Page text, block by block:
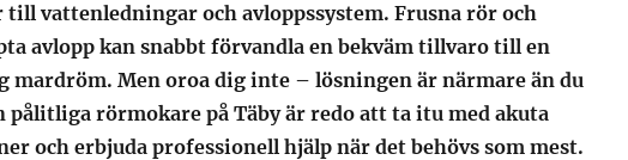
till vattenledningar och avloppssystem. Frusna rör och
avlopp kan snabbt förvandla en bekväm tillvaro till en
mardröm. Men oroa dig inte – lösningen är närmare än du
pålitliga rörmokare på Täby är redo att ta itu med akuta
och erbjuda professionell hjälp när det behövs som mest.